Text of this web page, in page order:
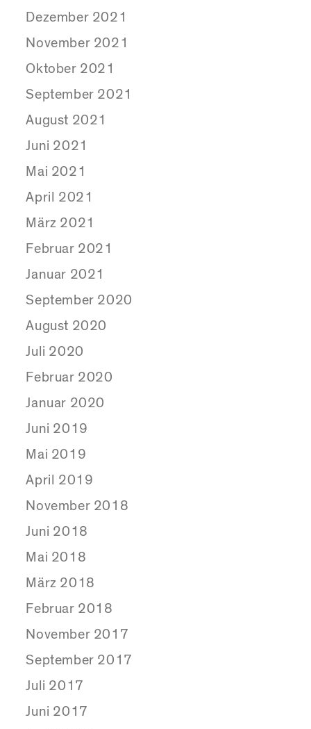
Dezember 2021
November 2021
Oktober 2021
September 2021
August 2021
Juni 2021
Mai 2021
April 2021
März 2021
Februar 2021
Januar 2021
September 2020
August 2020
Juli 2020
Februar 2020
Januar 2020
Juni 2019
Mai 2019
April 2019
November 2018
Juni 2018
Mai 2018
März 2018
Februar 2018
November 2017
September 2017
Juli 2017
Juni 2017